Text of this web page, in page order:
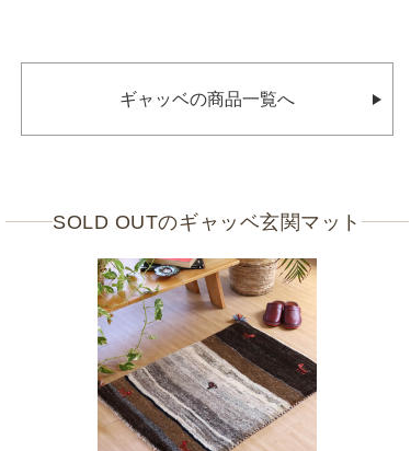
ギャッベの商品一覧へ
SOLD OUTのギャッベ玄関マット